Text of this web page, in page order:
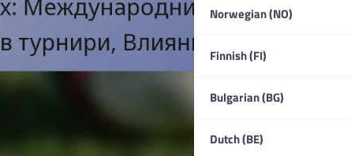
Norwegian (NO)
Finnish (FI)
Bulgarian (BG)
Dutch (BE)